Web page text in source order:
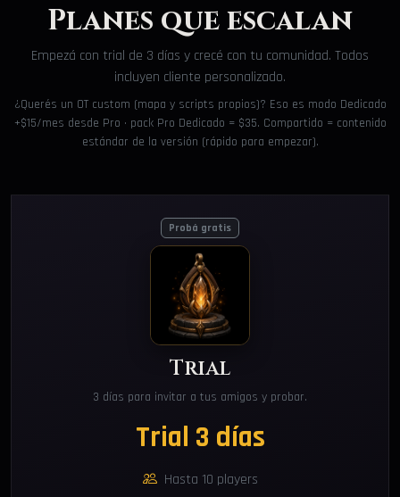
Planes que escalan
Empezá con trial de 3 días y crecé con tu comunidad. Todos
incluyen cliente personalizado.
¿Querés un OT custom (mapa y scripts propios)? Eso es modo Dedicado
+$15/mes desde Pro · pack Pro Dedicado = $35. Compartido = contenido
estándar de la versión (rápido para empezar).
Probá gratis
Trial
3 días para invitar a tus amigos y probar.
Trial 3 días
Hasta 10 players